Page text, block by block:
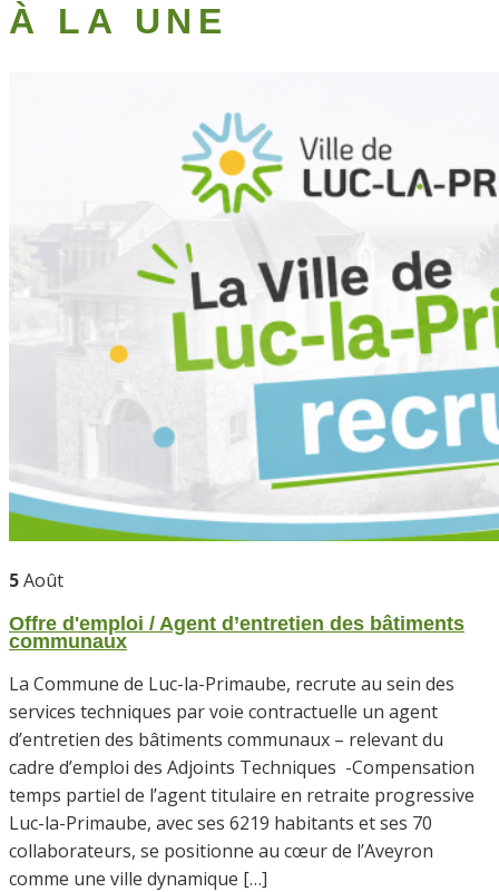
À LA UNE
5Août
Offre d'emploi / Agent d’entretien des bâtiments
communaux
La Commune de Luc-la-Primaube, recrute au sein des
services techniques par voie contractuelle un agent
d’entretien des bâtiments communaux – relevant du
cadre d’emploi des Adjoints Techniques -Compensation
temps partiel de l’agent titulaire en retraite progressive
Luc-la-Primaube, avec ses 6219 habitants et ses 70
collaborateurs, se positionne au cœur de l’Aveyron
comme une ville dynamique […]